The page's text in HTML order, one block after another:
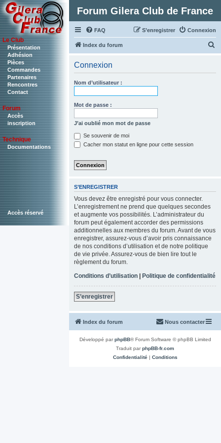
Le Club
Présentation
Adhésion
Pièces
Commandes
Partenaires
Rencontres
Contact
Forum
Accès
inscription
Technique
Documentations
Accès réservé
Forum Gilera Club de France
FAQ Connexion
S’enregistrer
Index du forum
Connexion
Nom d’utilisateur :
Mot de passe :
J’ai oublié mon mot de passe
Se souvenir de moi
Cacher mon statut en ligne pour cette session
S’ENREGISTRER
Vous devez être enregistré pour vous connecter.
L’enregistrement ne prend que quelques secondes
et augmente vos possibilités. L’administrateur du
forum peut également accorder des permissions
additionnelles aux membres du forum. Avant de vous
enregistrer, assurez-vous d’avoir pris connaissance
de nos conditions d’utilisation et de notre politique
de vie privée. Assurez-vous de bien lire tout le
règlement du forum.
Conditions d’utilisation | Politique de confidentialité
S’enregistrer
Index du forum Nous contacter
Développé parphpBB® Forum Software © phpBB Limited
Traduit parphpBB-fr.com
Confidentialité| Conditions